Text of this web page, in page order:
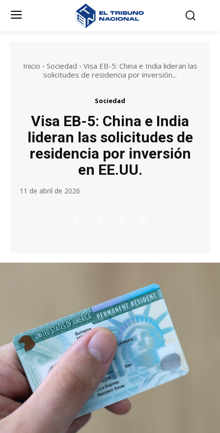
Inicio Sociedad
Visa EB-5: China e India lideran las
solicitudes de residencia por inversión...
Sociedad
Visa EB-5: China e India
lideran las solicitudes de
residencia por inversión
en EE.UU.
11 de abril de 2026